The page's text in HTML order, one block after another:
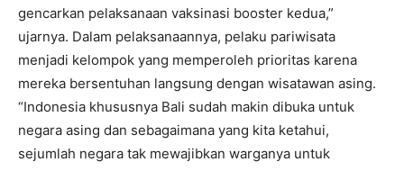
gencarkan pelaksanaan vaksinasi booster kedua,”
ujarnya. Dalam pelaksanaannya, pelaku pariwisata
menjadi kelompok yang memperoleh prioritas karena
mereka bersentuhan langsung dengan wisatawan asing.
“Indonesia khususnya Bali sudah makin dibuka untuk
negara asing dan sebagaimana yang kita ketahui,
sejumlah negara tak mewajibkan warganya untuk